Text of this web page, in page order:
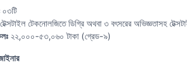
০৩টি
টেকনোলজিতে ডিগ্রি অথবা ৩ বৎসরের অভিজ্ঞতাসহ
২২,০০০-৫৩,০৬০ টাকা (গ্রেড-৯)